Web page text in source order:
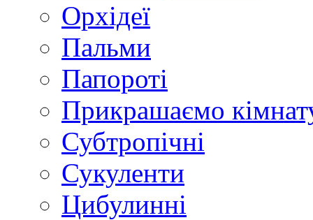
Орхідеї
Пальми
Папороті
Прикрашаємо
Субтропічні
Сукуленти
Цибулинні